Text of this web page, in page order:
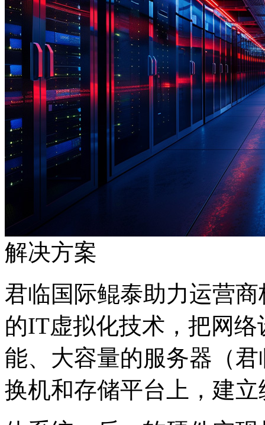
解决方案
君临国际鲲泰助力运营商
的IT虚拟化技术，把
能、大容量的服务器（
换机和存储平台上，建